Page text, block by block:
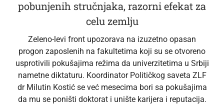
pobunjenih stručnjaka, razorni efekat za
celu zemlju
Zeleno-levi front upozorava na izuzetno opasan
progon zaposlenih na fakultetima koji su se otvoreno
usprotivili pokušajima režima da univerzitetima u Srbiji
nametne diktaturu. Koordinator Političkog saveta ZLF
dr Milutin Kostić se već mesecima bori sa pokušajima
da mu se poništi doktorat i unište karijera i reputacija.